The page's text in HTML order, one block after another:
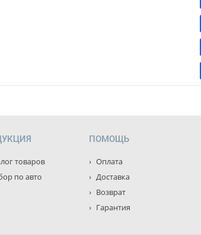
товаров
по авто
ПОМОЩЬ
Оплата
Доставка
Возврат
Гарантия